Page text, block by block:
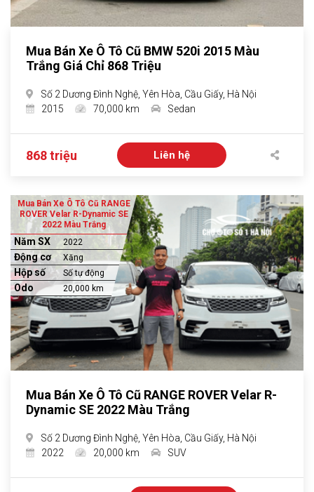
Mua Bán Xe Ô Tô Cũ BMW 520i 2015 Màu
Trắng Giá Chỉ 868 Triệu
Số 2 Dương Đình Nghệ, Yên Hòa, Cầu Giấy, Hà Nội
2015
70,000 km Sedan
868 triệu Liên hệ
Mua Bán Xe Ô Tô Cũ RANGE
ROVER Velar R-Dynamic SE
2022 Màu Trắng
Năm SX 2022
Động cơ Xăng
Hộp số Số tự động
Odo 20,000 km
Mua Bán Xe Ô Tô Cũ RANGE ROVER Velar R-
Dynamic SE 2022 Màu Trắng
Số 2 Dương Đình Nghệ, Yên Hòa, Cầu Giấy, Hà Nội
2022
20,000 km SUV